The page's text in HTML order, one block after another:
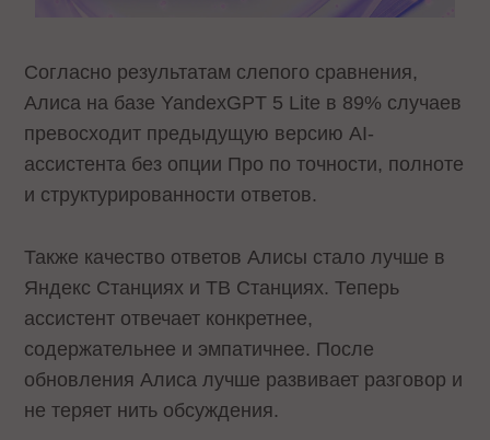
Согласно результатам слепого сравнения,
Алиса на базе YandexGPT 5 Lite в 89% случаев
превосходит предыдущую версию AI-
ассистента без опции Про по точности, полноте
и структурированности ответов.
Также качество ответов Алисы стало лучше в
Яндекс Станциях и ТВ Станциях. Теперь
ассистент отвечает конкретнее,
содержательнее и эмпатичнее. После
обновления Алиса лучше развивает разговор и
не теряет нить обсуждения.